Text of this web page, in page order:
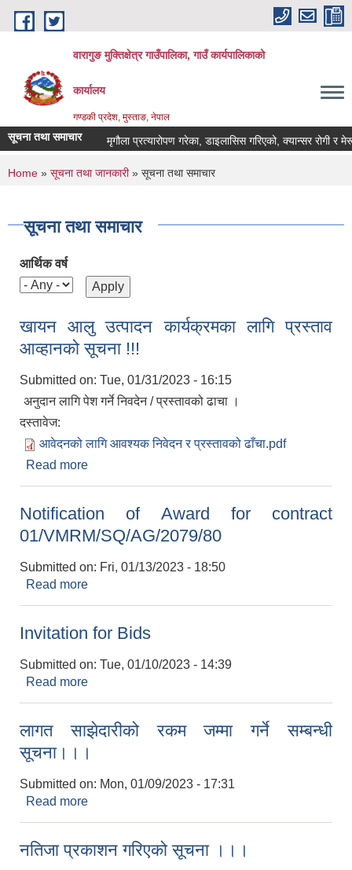
Skip to main content
वारागुङ मुक्तिक्षेत्र गाउँपालिका, गाउँ कार्यपालिकाको
कार्यालय
गण्डकी प्रदेश, मुस्ताङ, नेपाल
सूचना तथा समाचार मृगौला प्रत्यारोपण गरेका, डाइलासिस गरिएको, क्यान्सर रोगी र
You are here
Home » सूचना तथा जानकारी» सूचना तथा समाचार
सूचना तथा समाचार
आर्थिक वर्ष
खायन आलु उत्पादन कार्यक्रमका लागि प्रस्ताव
आव्हानको सूचना !!!
Submitted on: Tue, 01/31/2023 - 16:15
अनुदान लागि पेश गर्ने निवदेन / प्रस्तावको ढाचा ।
दस्तावेज:
आवेदनको लागि आवश्यक निवेदन र प्रस्तावको ढाँचा.pdf
Read more
Notification of Award for contract
01/VMRM/SQ/AG/2079/80
Submitted on: Fri, 01/13/2023 - 18:50
Read more
Invitation for Bids
Submitted on: Tue, 01/10/2023 - 14:39
Read more
लागत साझेदारीको रकम जम्मा गर्ने सम्बन्धी
सूचना।।।
Submitted on: Mon, 01/09/2023 - 17:31
Read more
नतिजा प्रकाशन गरिएको सूचना ।।।